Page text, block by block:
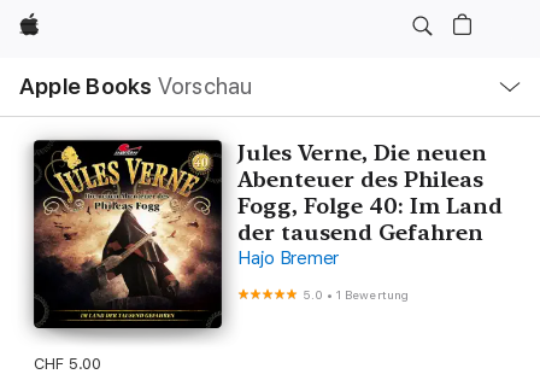
Apple
Apple Books Vorschau
Navigation
Menü
öffnen
Jules Verne, Die neuen
Abenteuer des Phileas
Fogg, Folge 40: Im Land
der tausend Gefahren
Hajo Bremer
5.0 •1 Bewertung
CHF 5.00